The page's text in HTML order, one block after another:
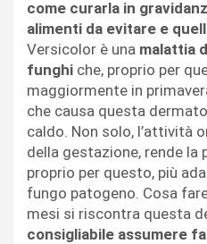
come curarla in
alimenti da evitare e
Versicolor è una malattia
funghi che, proprio per
maggiormente in
che causa questa
caldo. Non solo, l’attività
della gestazione, rende la
proprio per questo, più
fungo patogeno. Cosa
mesi si riscontra questa
consigliabile assumere